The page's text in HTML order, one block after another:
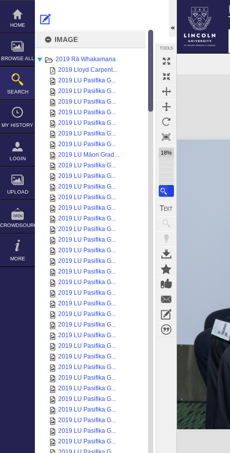
Skip
content
HOME
BROWSE ALL
SEARCH
MY HISTORY
LOGIN
UPLOAD
CROWDSOURCE
MORE
IMAGE
2019 Rā Whakamana
2019 Lloyd Carpent...
2019 LU Pasifika G...
2019 LU Pasifika G...
2019 LU Pasifika G...
2019 LU Pasifika G...
2019 LU Pasifika G...
2019 LU Pasifika G...
2019 LU Pasifika G...
2019 LU Māori Grad...
2019 LU Pasifika G...
2019 LU Pasifika G...
2019 LU Pasifika G...
2019 LU Pasifika G...
2019 LU Pasifika G...
2019 LU Pasifika G...
2019 LU Pasifika G...
2019 LU Pasifika G...
2019 LU Pasifika G...
2019 LU Pasifika G...
2019 LU Pasifika G...
2019 LU Pasifika G...
2019 LU Pasifika G...
2019 LU Pasifika G...
2019 LU Pasifika G...
2019 LU Pasifika G...
2019 LU Pasifika G...
2019 LU Pasifika G...
2019 LU Pasifika G...
2019 LU Pasifika G...
2019 LU Pasifika G...
2019 LU Pasifika G...
2019 LU Pasifika G...
2019 LU Pasifika G...
2019 LU Pasifika G...
2019 LU Pasifika G...
2019 LU Pasifika G...
TOOLS
18%
Expand/collapse